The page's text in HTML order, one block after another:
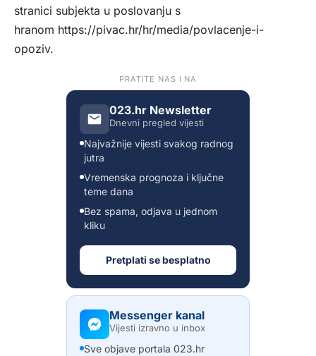
stranici subjekta u poslovanju s
hranom https://pivac.hr/hr/media/povlacenje-i-
opoziv.
PRATITE NAS I NA
023.hr Newsletter
Dnevni pregled vijesti
Najvažnije vijesti svakog radnog
jutra
Vremenska prognoza i ključne
teme dana
Bez spama, odjava u jednom
kliku
Pretplati se besplatno
Messenger kanal
Vijesti izravno u inbox
Sve objave portala 023.hr